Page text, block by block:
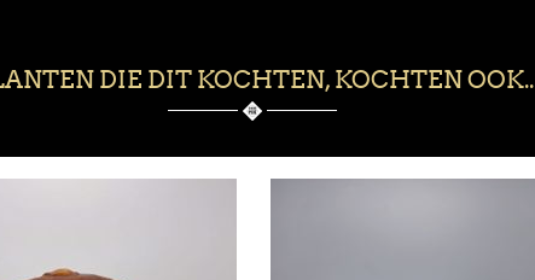
DIE DIT KOCHTEN, KOCHTEN OOK..